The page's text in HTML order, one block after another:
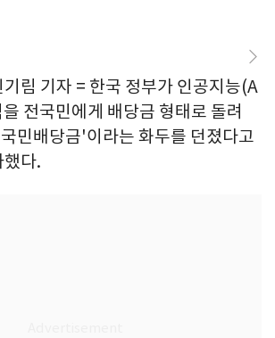
림 기자 = 한국 정부가 인공지능(A
전국민에게 배당금 형태로 돌려
민배당금'이라는 화두를 던졌다고
다.